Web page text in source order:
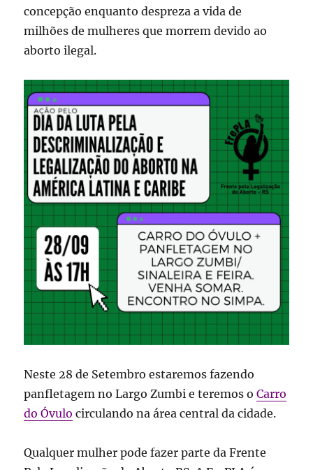
concepção enquanto despreza a vida de
milhões de mulheres que morrem devido ao
aborto ilegal.
Neste 28 de Setembro estaremos fazendo
panfletagem no Largo Zumbi e teremos oCarro
do Óvulo circulando na área central da cidade.
Qualquer mulher pode fazer parte da Frente